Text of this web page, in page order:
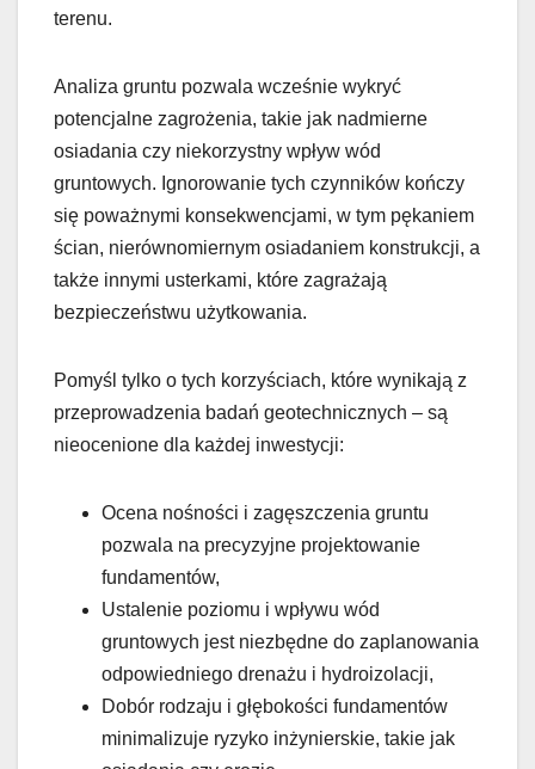
terenu.
Analiza gruntu pozwala wcześnie wykryć
potencjalne zagrożenia, takie jak nadmierne
osiadania czy niekorzystny wpływ wód
gruntowych. Ignorowanie tych czynników kończy
się poważnymi konsekwencjami, w tym pękaniem
ścian, nierównomiernym osiadaniem konstrukcji, a
także innymi usterkami, które zagrażają
bezpieczeństwu użytkowania.
Pomyśl tylko o tych korzyściach, które wynikają z
przeprowadzenia badań geotechnicznych – są
nieocenione dla każdej inwestycji:
Ocena nośności i zagęszczenia gruntu
pozwala na precyzyjne projektowanie
fundamentów,
Ustalenie poziomu i wpływu wód
gruntowych jest niezbędne do zaplanowania
odpowiedniego drenażu i hydroizolacji,
Dobór rodzaju i głębokości fundamentów
minimalizuje ryzyko inżynierskie, takie jak